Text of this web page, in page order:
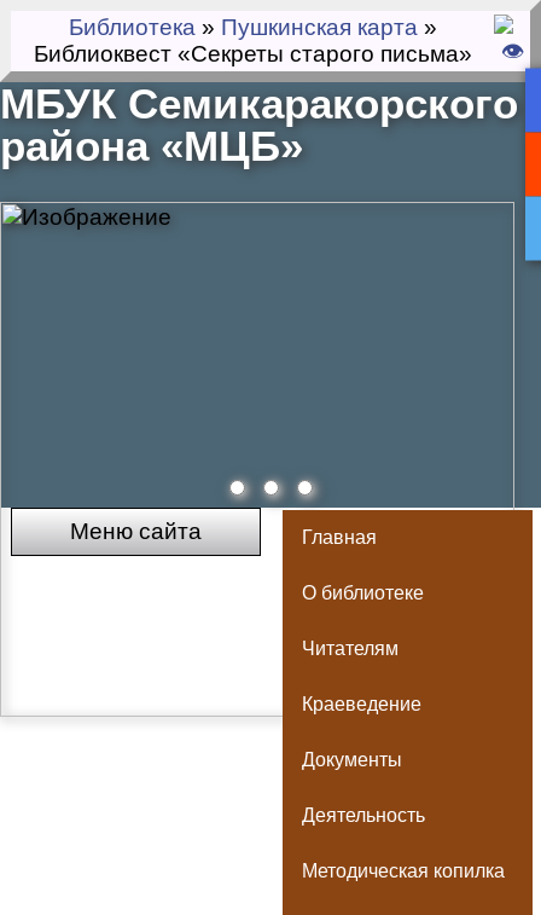
Библиотека » Пушкинская карта »
Библиоквест «Секреты старого письма»
МБУК Семикаракорского
района «МЦБ»
Меню сайта Главная
О библиотеке
Читателям
Краеведение
Документы
Деятельность
Методическая копилка